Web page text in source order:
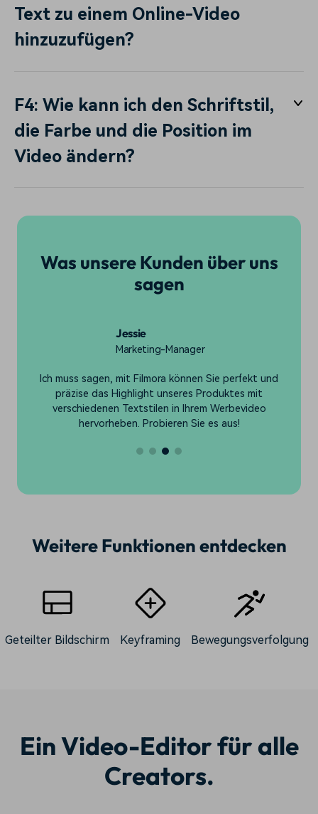
Text zu einem Online-Video
hinzuzufügen?
F4: Wie kann ich den Schriftstil,
die Farbe und die Position im
Video ändern?
Was unsere Kunden über uns
sagen
Jessie
Marketing-Manager
Ich muss sagen, mit Filmora können Sie perfekt und
präzise das Highlight unseres Produktes mit
verschiedenen Textstilen in Ihrem Werbevideo
hervorheben. Probieren Sie es aus!
Weitere Funktionen entdecken
Geteilter Bildschirm Keyframing Bewegungsverfolgung
Ein Video-Editor für alle
Creators.